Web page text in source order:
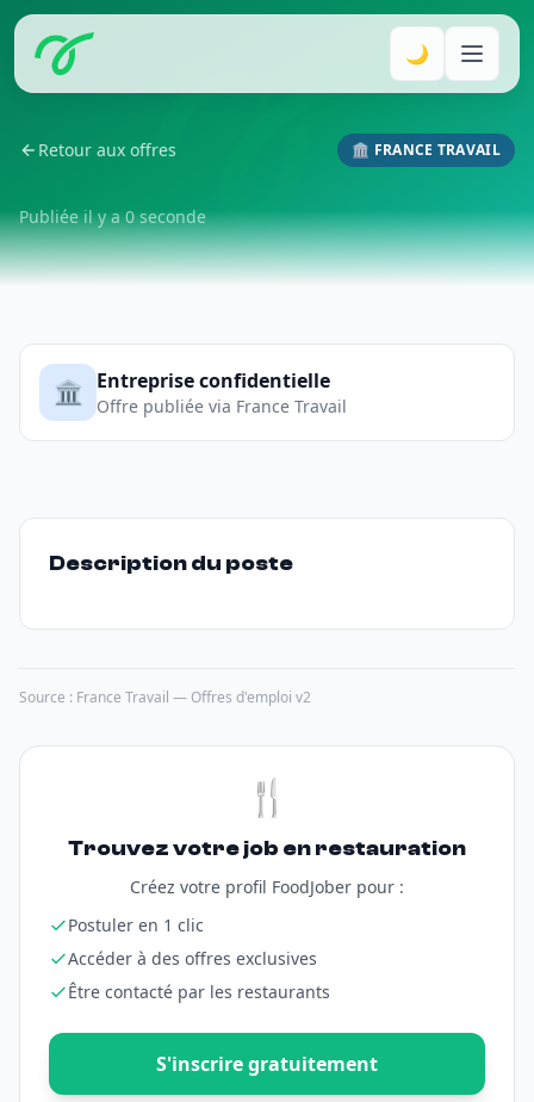
🌙
Retour aux offres 🏛️ FRANCE TRAVAIL
Publiée il y a 0 seconde
🏛️ Entreprise confidentielle
Offre publiée via France Travail
Description du poste
Source : France Travail — Offres d'emploi v2
🍴
Trouvez votre job en restauration
Créez votre profil FoodJober pour :
Postuler en 1 clic
Accéder à des offres exclusives
Être contacté par les restaurants
S'inscrire gratuitement